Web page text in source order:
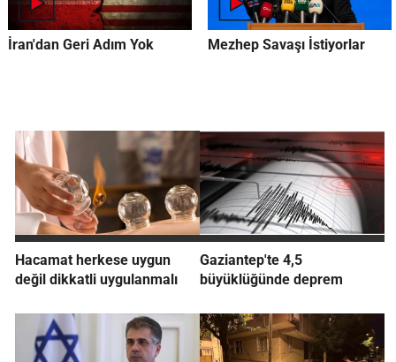
İran'dan Geri Adım Yok Mezhep Savaşı İstiyorlar
Hacamat herkese uygun
değil dikkatli uygulanmalı
Gaziantep'te 4,5
büyüklüğünde deprem